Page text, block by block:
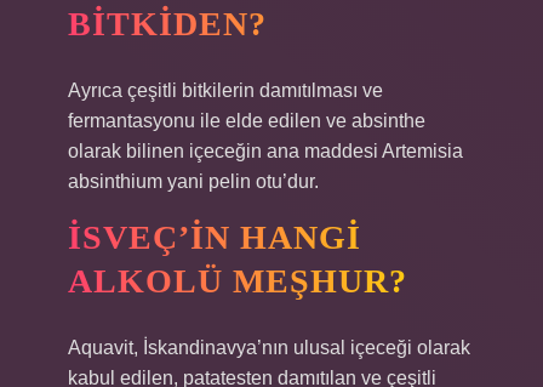
BITKIDEN?
Ayrıca çeşitli bitkilerin damıtılması ve
fermantasyonu ile elde edilen ve absinthe
olarak bilinen içeceğin ana maddesi Artemisia
absinthium yani pelin otu’dur.
İSVEÇ’IN HANGI
ALKOLÜ MEŞHUR?
Aquavit, İskandinavya’nın ulusal içeceği olarak
kabul edilen, patatesten damıtılan ve çeşitli